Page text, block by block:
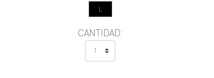
L
CANTIDAD: